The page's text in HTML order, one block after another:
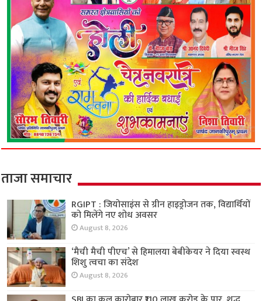
ताजा समाचार
RGIPT : जियोसाइंस से ग्रीन हाइड्रोजन तक, विद्यार्थियों
को मिलेंगे नए शोध अवसर
August 8, 2026
‘मैची मैची पीएच’ से हिमालया बेबीकेयर ने दिया स्वस्थ
शिशु त्वचा का संदेश
August 8, 2026